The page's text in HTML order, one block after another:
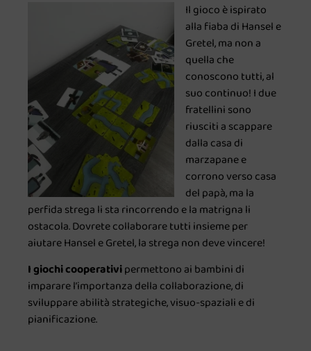
Il gioco è ispirato
alla fiaba di Hansel e
Gretel, ma non a
quella che
conoscono tutti, al
suo continuo! I due
fratellini sono
riusciti a scappare
dalla casa di
marzapane e
corrono verso casa
del papà, ma la
perfida strega li sta rincorrendo e la matrigna li
ostacola. Dovrete collaborare tutti insieme per
aiutare Hansel e Gretel, la strega non deve vincere!
I giochi cooperativipermettono ai bambini di
imparare l’importanza della collaborazione, di
sviluppare abilità strategiche, visuo-spaziali e di
pianificazione.